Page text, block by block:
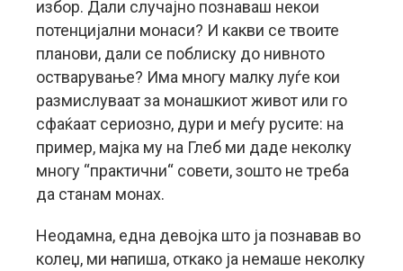
избор. Дали случајно познаваш некои
потенцијални монаси? И какви се твоите
планови, дали се поблиску до нивното
остварување? Има многу малку луѓе кои
размислуваат за монашкиот живот или го
сфаќаат сериозно, дури и меѓу русите: на
пример, мајка му на Глеб ми даде неколку
многу “практични“ совети, зошто не треба
да станам монах.
Неодамна, една девојка што ја познавав во
колеџ, ми напиша, откако ја немаше неколку